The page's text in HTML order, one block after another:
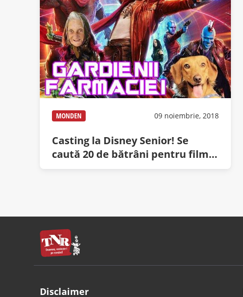
MONDEN 09 noiembrie, 2018
Casting la Disney Senior! Se
caută 20 de bătrâni pentru filmul
Gardienii Farmaciei
Disclaimer